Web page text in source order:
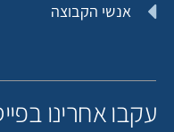
אנשי הקבוצה
אחרינו